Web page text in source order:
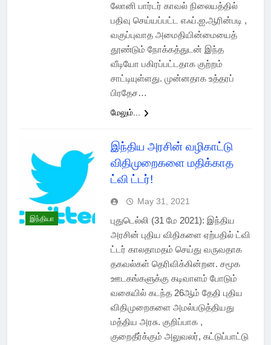
லோனி பார்டர் காவல் நிலையத்தில்
பதிவு செய்யப்பட்ட எஃப்.ஐ.ஆரின்படி ,
வகுப்புவாத அமைதியின்மையைத்
தூண்டும் நோக்கத்துடன் இந்த
வீடியோ பகிரப்பட்டதாக குற்றம்
சாட்டியுள்ளது. முன்னதாக உத்தரப்
பிரதேச…
மேலும்...
இந்தியா
இந்திய அரசின் வழிகாட்டு
விதிமுறைகளை மதிக்காத
ட்வி ட்டர்!
May 31, 2021
புதுடெல்லி (31 மே 2021): இந்திய
அரசின் புதிய விதிகளை ஏற்பதில் ட்வி
ட்டர் காலதாமதம் செய்து வருவதாக
தகவல்கள் தெரிவிக்கின்றன. சமூக
ஊடகங்களுக்கு கடிவாளம் போடும்
வகையில் கடந்த 26ஆம் தேதி புதிய
விதிமுறைகளை அமல்படுத்தியது
மத்திய அரசு. குறிப்பாக ,
குறைதீர்க்கும் அலுவலர், கட்டுப்பாட்டு